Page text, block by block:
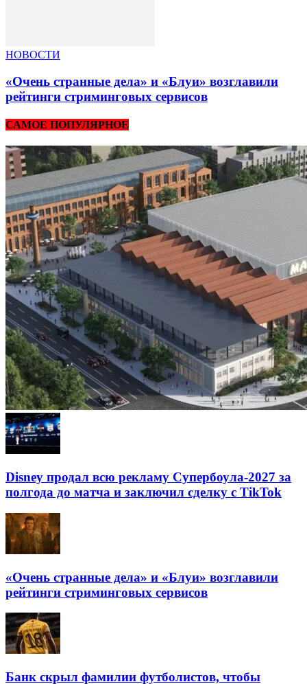
НОВОСТИ
«Очень странные дела» и «Блуи» возглавили
рейтинги стриминговых сервисов
САМОЕ ПОПУЛЯРНОЕ
Disney продал всю рекламу Супербоула-2027 за
полгода до матча и заключил сделку с TikTok
«Очень странные дела» и «Блуи» возглавили
рейтинги стриминговых сервисов
Банк скрыл фамилии футболистов, чтобы